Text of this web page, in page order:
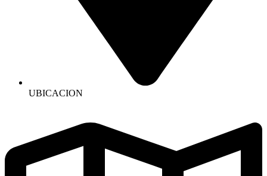
UBICACION